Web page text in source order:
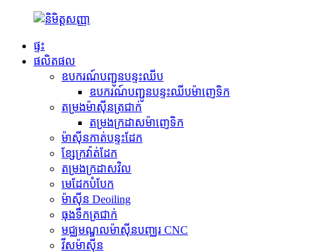
ផ្ទះ
ផលិតផល
ឧបករណ៍បញ្ជូនបន្ទះឈីប
ឧបករណ៍បញ្ជូនបន្ទះឈីបម៉ាញេទិក
តម្រងម៉ាស៊ីនត្រជាក់
តម្រងក្រដាសម៉ាញេទិក
ម៉ាស៊ីនកាត់បន្ទះដែក
ខ្សែក្រវ៉ាត់ដែក
តម្រងក្រដាសវិល
មេដែកបំបែក
ម៉ាស៊ីន Deoiling
ធុងទឹកត្រជាក់
មជ្ឈមណ្ឌលម៉ាស៊ីនបញ្ឈរ CNC
វីសម៉ាស៊ីន